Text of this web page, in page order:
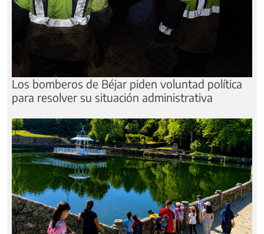
Los bomberos de Béjar piden voluntad política
para resolver su situación administrativa